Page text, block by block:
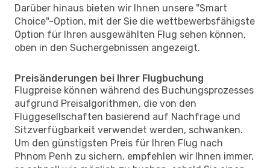
Darüber hinaus bieten wir Ihnen unsere "Smart
Choice"-Option, mit der Sie die wettbewerbsfähigste
Option für Ihren ausgewählten Flug sehen können,
oben in den Suchergebnissen angezeigt.
Preisänderungen bei Ihrer Flugbuchung
Flugpreise können während des Buchungsprozesses
aufgrund Preisalgorithmen, die von den
Fluggesellschaften basierend auf Nachfrage und
Sitzverfügbarkeit verwendet werden, schwanken.
Um den günstigsten Preis für Ihren Flug nach
Phnom Penh zu sichern, empfehlen wir Ihnen immer,